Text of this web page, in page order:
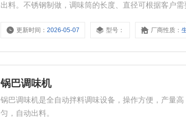
出料。不锈钢制做，调味筒的长度、直径可根据客户
更新时间：2026-05-07 型号： 厂商性质：
锅巴调味机
锅巴调味机是全自动拌料调味设备，操作方便，产量
匀，自动出料。